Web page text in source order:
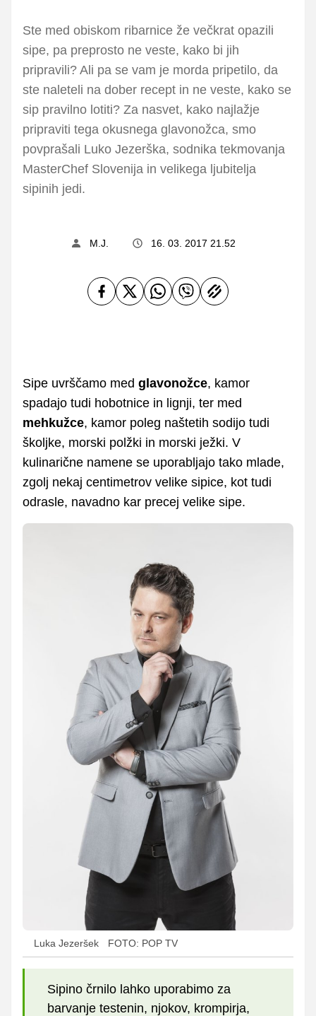
Ste med obiskom ribarnice že večkrat opazili
sipe, pa preprosto ne veste, kako bi jih
pripravili? Ali pa se vam je morda pripetilo, da
ste naleteli na dober recept in ne veste, kako se
sip pravilno lotiti? Za nasvet, kako najlažje
pripraviti tega okusnega glavonožca, smo
povprašali Luko Jezerška, sodnika tekmovanja
MasterChef Slovenija in velikega ljubitelja
sipinih jedi.
M.J. 16. 03. 2017 21.52
Sipe uvrščamo med glavonožce, kamor
spadajo tudi hobotnice in lignji, ter med
mehkužce, kamor poleg naštetih sodijo tudi
školjke, morski polžki in morski ježki. V
kulinarične namene se uporabljajo tako mlade,
zgolj nekaj centimetrov velike sipice, kot tudi
odrasle, navadno kar precej velike sipe.
Luka Jezeršek FOTO: POP TV
Sipino črnilo lahko uporabimo za
barvanje testenin, njokov, krompirja,